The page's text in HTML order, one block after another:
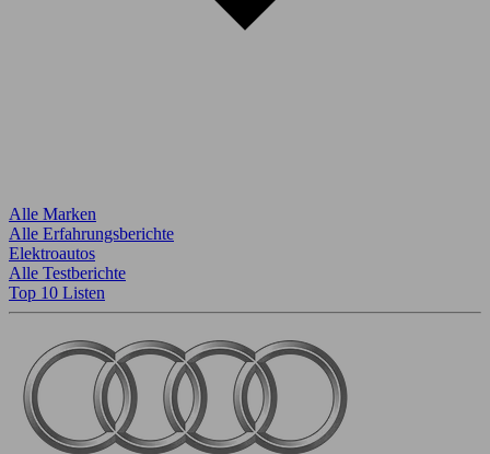
Alle Marken
Alle Erfahrungsberichte
Elektroautos
Alle Testberichte
Top 10 Listen